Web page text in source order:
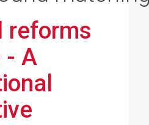
reforms
- A